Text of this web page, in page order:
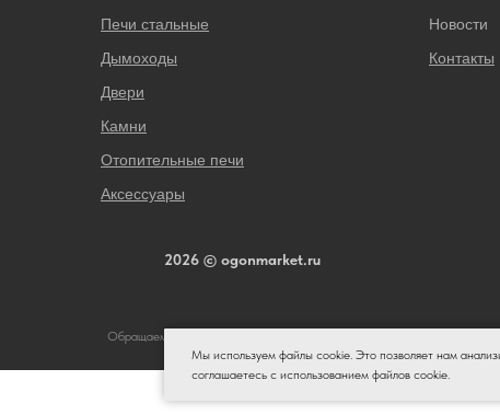
Мы используем файлы cookie. Это позволяет нам
соглашаетесь с использованием файлов cookie.
Печи стальные
Дымоходы
Двери
Камни
Отопительные печи
Аксессуары
Новости
Контакты
2026 © ogonmarket.ru
Обращаем Ваше внимание на то, что данный интернет-сайт носит
Российской Федерации. Для